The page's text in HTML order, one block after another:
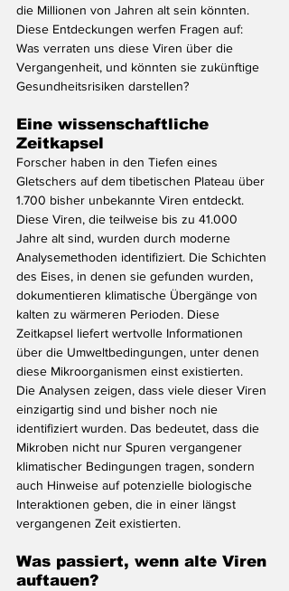
die Millionen von Jahren alt sein könnten.
Diese Entdeckungen werfen Fragen auf:
Was verraten uns diese Viren über die
Vergangenheit, und könnten sie zukünftige
Gesundheitsrisiken darstellen?
Eine wissenschaftliche
Zeitkapsel
Forscher haben in den Tiefen eines
Gletschers auf dem tibetischen Plateau über
1.700 bisher unbekannte Viren entdeckt.
Diese Viren, die teilweise bis zu 41.000
Jahre alt sind, wurden durch moderne
Analysemethoden identifiziert. Die Schichten
des Eises, in denen sie gefunden wurden,
dokumentieren klimatische Übergänge von
kalten zu wärmeren Perioden. Diese
Zeitkapsel liefert wertvolle Informationen
über die Umweltbedingungen, unter denen
diese Mikroorganismen einst existierten.
Die Analysen zeigen, dass viele dieser Viren
einzigartig sind und bisher noch nie
identifiziert wurden. Das bedeutet, dass die
Mikroben nicht nur Spuren vergangener
klimatischer Bedingungen tragen, sondern
auch Hinweise auf potenzielle biologische
Interaktionen geben, die in einer längst
vergangenen Zeit existierten.
Was passiert, wenn alte Viren
auftauen?